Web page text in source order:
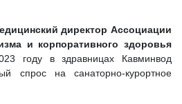
директор Ассоциации
и корпоративного здоровья
году в здравницах Кавминвод
спрос на санаторно-курортное